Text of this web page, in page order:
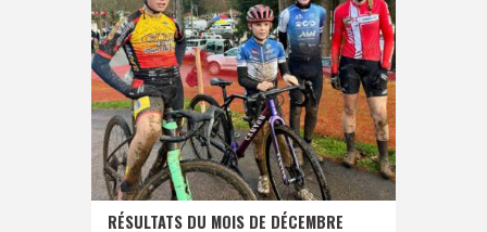
RÉSULTATS DU MOIS DE DÉCEMBRE